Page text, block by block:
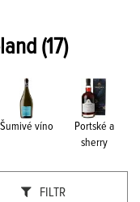
(17)
Šumivé víno
Portské a
sherry
FILTR